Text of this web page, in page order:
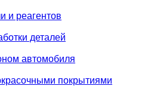
и реагентов
деталей
автомобиля
покрытиями